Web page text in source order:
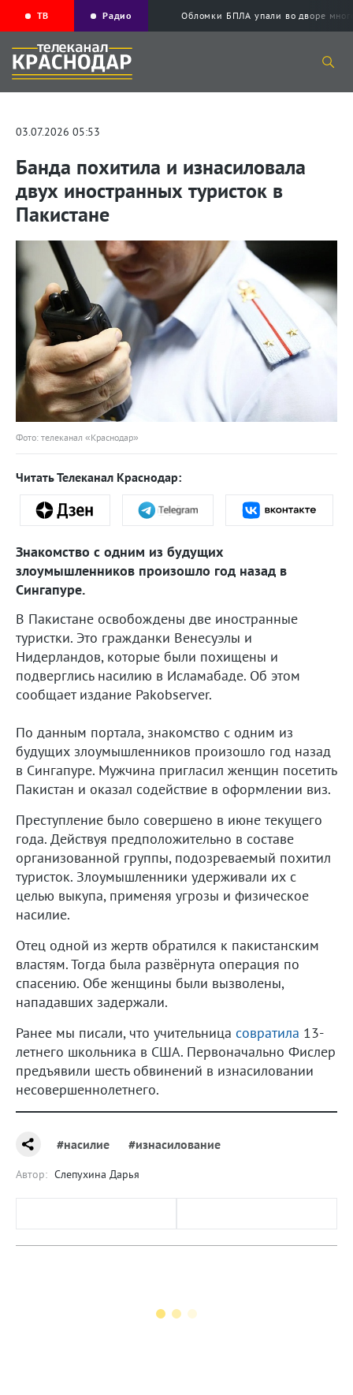
ТВ Радио Обломки БПЛА упали во дворе
03.07.2026 05:53
Банда похитила и изнасиловала
двух иностранных туристок в
Пакистане
Фото: телеканал «Краснодар»
Читать Телеканал Краснодар:
Знакомство с одним из будущих
злоумышленников произошло год назад в
Сингапуре.
В Пакистане освобождены две иностранные
туристки. Это гражданки Венесуэлы и
Нидерландов, которые были похищены и
подверглись насилию в Исламабаде. Об этом
сообщает издание Pakobserver.
По данным портала, знакомство с одним из
будущих злоумышленников произошло год назад
в Сингапуре. Мужчина пригласил женщин посетить
Пакистан и оказал содействие в оформлении виз.
Преступление было совершено в июне текущего
года. Действуя предположительно в составе
организованной группы, подозреваемый похитил
туристок. Злоумышленники удерживали их с
целью выкупа, применяя угрозы и физическое
насилие.
Отец одной из жертв обратился к пакистанским
властям. Тогда была развёрнута операция по
спасению. Обе женщины были вызволены,
нападавших задержали.
Ранее мы писали, что учительница совратила 13-
летнего школьника в США. Первоначально Фислер
предъявили шесть обвинений в изнасиловании
несовершеннолетнего.
#насилие #изнасилование
Автор: Слепухина Дарья